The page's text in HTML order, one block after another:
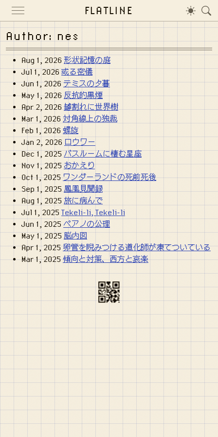
FLATLINE
Author: nes
Aug 1, 2026 形状記憶の庭
Jul 1, 2026 或る密儀
Jun 1, 2026 テミスの夕暮
May 1, 2026 反抗的黒煙
Apr 2, 2026 罅割れに世界樹
Mar 1, 2026 対角線上の独裁
Feb 1, 2026 螺旋
Jan 2, 2026 ロウワー
Dec 1, 2025 バスルームに棲む星座
Nov 1, 2025 おかえり
Oct 1, 2025 ワンダーランドの死前死後
Sep 1, 2025 鳳凰見聞録
Aug 1, 2025 旅に病んで
Jul 1, 2025 Tekeli-li, Tekeli-li
Jun 1, 2025 ペアノの公理
May 1, 2025 脳内図
Apr 1, 2025 卵管を睨みつける道化師が凍てついている
Mar 1, 2025 傾向と対策、西方と哀楽